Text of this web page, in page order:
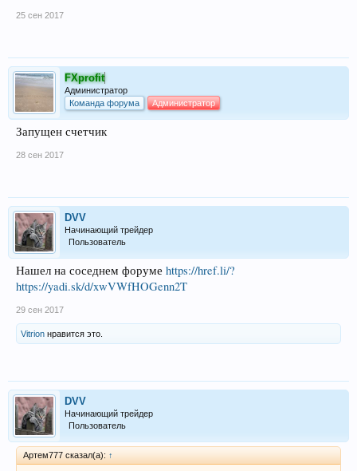
25 сен 2017
FXprofit
Администратор
Команда форума
Администратор
Запущен счетчик
28 сен 2017
DVV
Начинающий трейдер
Пользователь
Нашел на соседнем форуме https://href.li/?
https://yadi.sk/d/xwVWfHOGenn2T
29 сен 2017
Vitrion нравится это.
DVV
Начинающий трейдер
Пользователь
Артем777 сказал(а): ↑